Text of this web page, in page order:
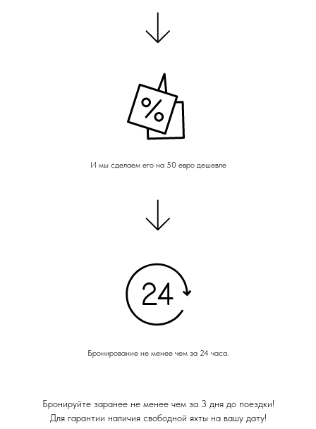
И мы сделаем его на 50 евро дешевле
Бронирование не менее чем за 24 часа.
Бронируйте заранее не менее чем за 3 дня до поездки!
Для гарантии наличия свободной яхты на вашу дату!